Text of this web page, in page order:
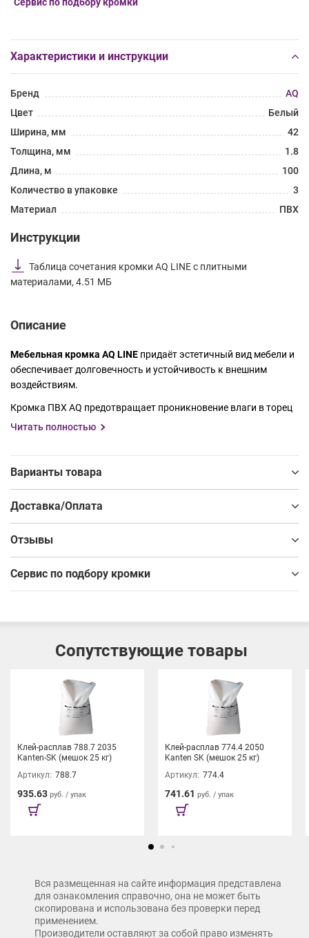
Характеристики и инструкции
Бренд
AQ
Цвет
Белый
Ширина, мм
42
Толщина, мм
1.8
Длина, м
100
Количество в упаковке
3
Материал
ПВХ
Инструкции
Таблица сочетания кромки AQ LINE с плитными
материалами, 4.51 МБ
Описание
Мебельная кромка AQ LINE придаёт эстетичный вид мебели и
обеспечивает долговечность и устойчивость к внешним
воздействиям.
Кромка ПВХ AQ предотвращает проникновение влаги в торец
плитного материала, надежно защищает его от сколов и
внешний вид мебели. Обеспечивая идеальное приклеивание,
AQ LINE придаст изделию завершенный внешний вид.
идеально сочетается с плитами ведущих производителей,
и гармоничный дизайн мебели. Для вашего удобства у нас
есть специальный Сервис по подбору кромки под ДСП .
Кромка AQ представлена в следующих размерах:
• Ширина – 19 мм, 22 мм, 42 мм.
Кромка ПВХ AQ LINE – долговечное решение для эволюции
Читать полностью
Варианты товара
Доставка/Оплата
Отзывы
Сервис по подбору кромки
Сопутствующие товары
Клей-расплав 788.7 2035
Kanten-SK (мешок 25 кг)
Артикул: 788.7
935.63 руб. / упак
Клей-расплав 774.4 2050
Kanten SK (мешок 25 кг)
Артикул: 774.4
741.61 руб. / упак
Вся размещенная на сайте информация представлена
для ознакомления справочно, она не может быть
скопирована и использована без проверки перед
применением.
Производители оставляют за собой право изменять